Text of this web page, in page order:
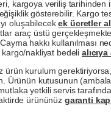
kargoya veriliş tarihinden
gösterebilir. Kargo
oluşabilecekek ücretler
araç üstü
hakkı kullanılması
nakliyat bedeli
ürün kurulum
Ürünün kutusunun
yetkili servis
ürününüz garanti